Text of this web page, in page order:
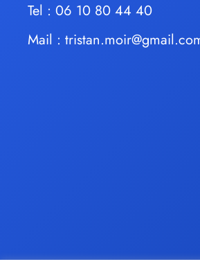
Tel : 06 10 80 44 40
Mail :